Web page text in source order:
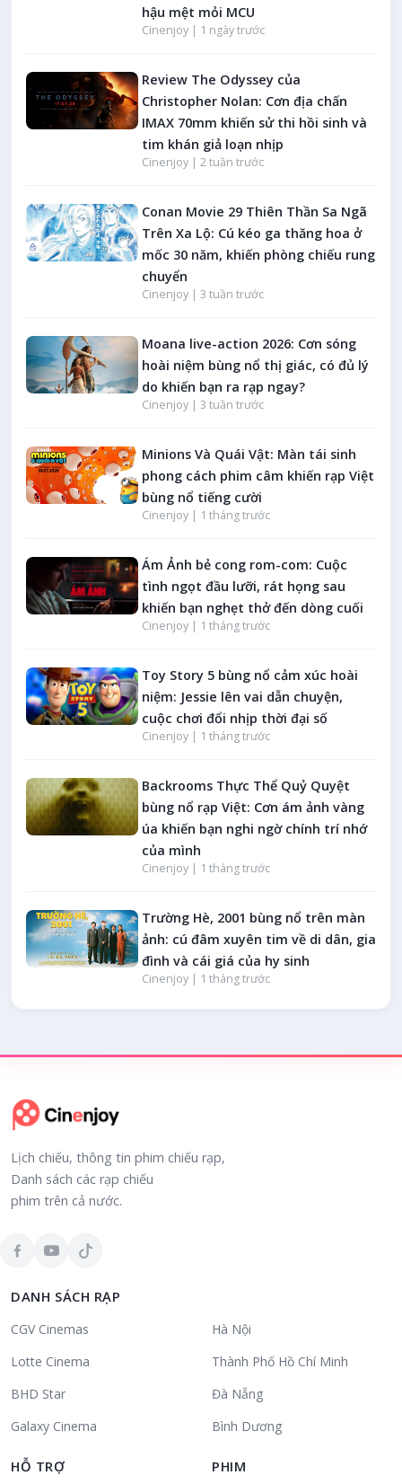
hậu mệt mỏi MCU
Cinenjoy | 1 ngày trước
Review The Odyssey của
Christopher Nolan: Cơn địa chấn
IMAX 70mm khiến sử thi hồi sinh và
tim khán giả loạn nhịp
Cinenjoy | 2 tuần trước
Conan Movie 29 Thiên Thần Sa Ngã
Trên Xa Lộ: Cú kéo ga thăng hoa ở
mốc 30 năm, khiến phòng chiếu rung
chuyển
Cinenjoy | 3 tuần trước
Moana live-action 2026: Cơn sóng
hoài niệm bùng nổ thị giác, có đủ lý
do khiến bạn ra rạp ngay?
Cinenjoy | 3 tuần trước
Minions Và Quái Vật: Màn tái sinh
phong cách phim câm khiến rạp Việt
bùng nổ tiếng cười
Cinenjoy | 1 tháng trước
Ám Ảnh bẻ cong rom-com: Cuộc
tình ngọt đầu lưỡi, rát họng sau
khiến bạn nghẹt thở đến dòng cuối
Cinenjoy | 1 tháng trước
Toy Story 5 bùng nổ cảm xúc hoài
niệm: Jessie lên vai dẫn chuyện,
cuộc chơi đổi nhịp thời đại số
Cinenjoy | 1 tháng trước
Backrooms Thực Thể Quỷ Quyệt
bùng nổ rạp Việt: Cơn ám ảnh vàng
úa khiến bạn nghi ngờ chính trí nhớ
của mình
Cinenjoy | 1 tháng trước
Trường Hè, 2001 bùng nổ trên màn
ảnh: cú đâm xuyên tim về di dân, gia
đình và cái giá của hy sinh
Cinenjoy | 1 tháng trước
Lịch chiếu, thông tin phim chiếu rạp,
Danh sách các rạp chiếu
phim trên cả nước.
DANH SÁCH RẠP
CGV Cinemas
Lotte Cinema
BHD Star
Galaxy Cinema
Hà Nội
Thành Phố Hồ Chí Minh
Đà Nẵng
Bình Dương
HỖ TRỢ PHIM